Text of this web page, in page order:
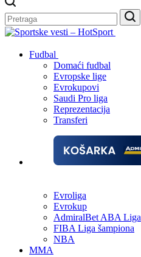
Fudbal
Domaći fudbal
Evropske lige
Evrokupovi
Saudi Pro liga
Reprezentacija
Transferi
Evroliga
Evrokup
AdmiralBet ABA Liga
FIBA Liga šampiona
NBA
MMA